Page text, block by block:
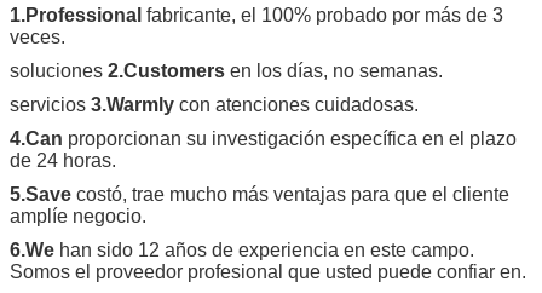
1.Professional fabricante, el 100% probado por más de 3
veces.
soluciones 2.Customers en los días, no semanas.
servicios 3.Warmly con atenciones cuidadosas.
4.Can proporcionan su investigación específica en el plazo
de 24 horas.
5.Save costó, trae mucho más ventajas para que el cliente
amplíe negocio.
6.We han sido 12 años de experiencia en este campo.
Somos el proveedor profesional que usted puede confiar en.